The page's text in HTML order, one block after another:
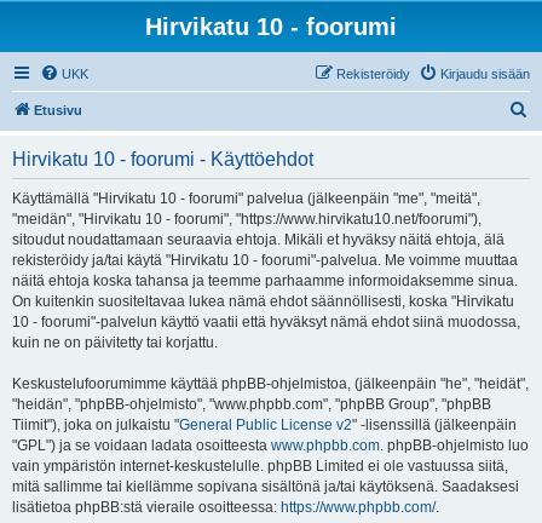
Hirvikatu 10 - foorumi
UKK Kirjaudu sisään
Rekisteröidy
Etusivu
Hirvikatu 10 - foorumi - Käyttöehdot
Käyttämällä "Hirvikatu 10 - foorumi" palvelua (jälkeenpäin "me", "meitä",
"meidän", "Hirvikatu 10 - foorumi", "https://www.hirvikatu10.net/foorumi"),
sitoudut noudattamaan seuraavia ehtoja. Mikäli et hyväksy näitä ehtoja, älä
rekisteröidy ja/tai käytä "Hirvikatu 10 - foorumi"-palvelua. Me voimme muuttaa
näitä ehtoja koska tahansa ja teemme parhaamme informoidaksemme sinua.
On kuitenkin suositeltavaa lukea nämä ehdot säännöllisesti, koska "Hirvikatu
10 - foorumi"-palvelun käyttö vaatii että hyväksyt nämä ehdot siinä muodossa,
kuin ne on päivitetty tai korjattu.
Keskustelufoorumimme käyttää phpBB-ohjelmistoa, (jälkeenpäin "he", "heidät",
"heidän", "phpBB-ohjelmisto", "www.phpbb.com", "phpBB Group", "phpBB
Tiimit"), joka on julkaistu "General Public License v2" -lisenssillä (jälkeenpäin
"GPL") ja se voidaan ladata osoitteesta www.phpbb.com. phpBB-ohjelmisto luo
vain ympäristön internet-keskustelulle. phpBB Limited ei ole vastuussa siitä,
mitä sallimme tai kiellämme sopivana sisältönä ja/tai käytöksenä. Saadaksesi
lisätietoa phpBB:stä vieraile osoitteessa: https://www.phpbb.com/.